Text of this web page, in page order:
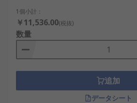
1個小計：
￥11,536.00(税抜)
数量
追加
データシート